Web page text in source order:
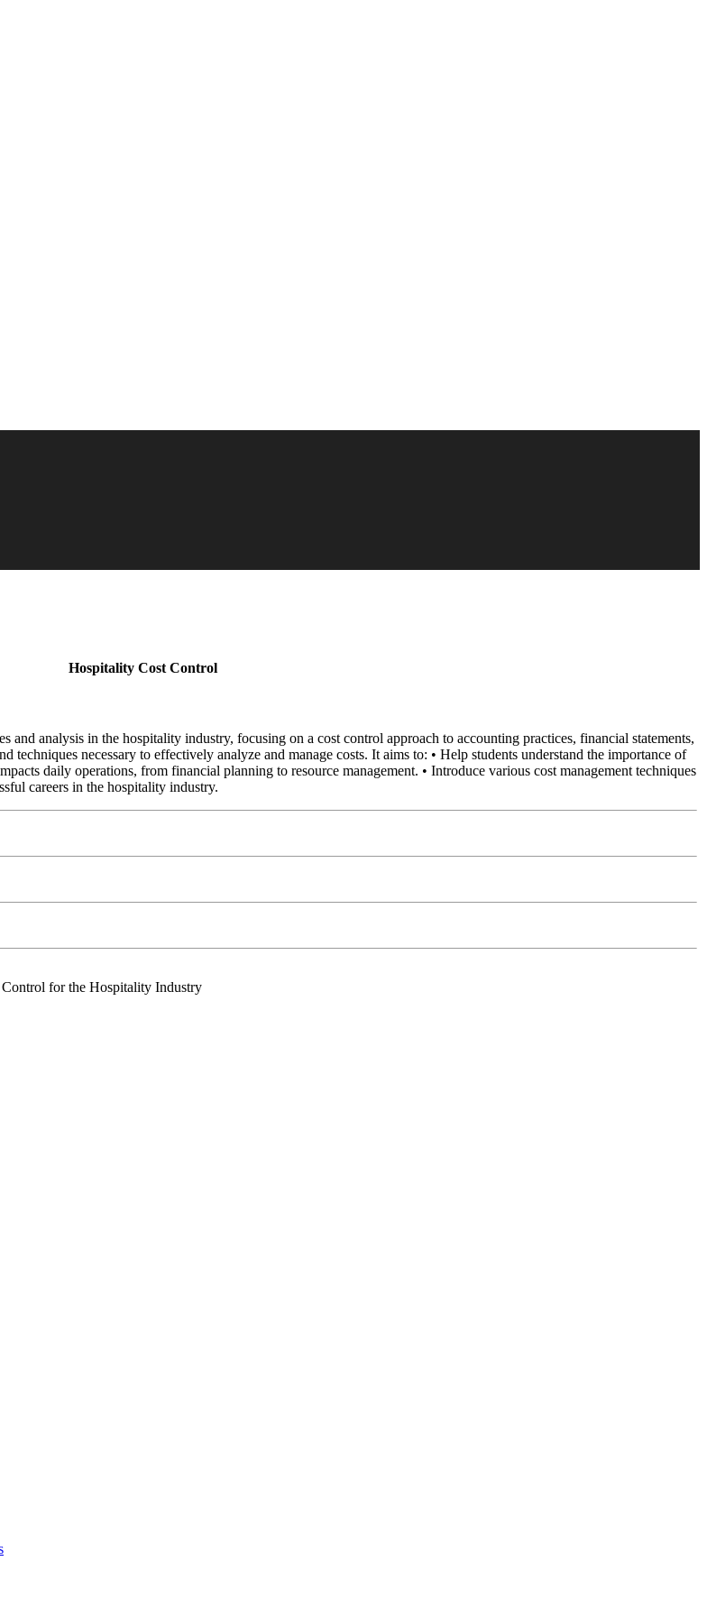
Hospitality Cost Control
analysis in the hospitality industry, focusing on a cost control approach to accounting practices, financial statements,
necessary to effectively analyze and manage costs. It aims to: • Help students understand the importance of
daily operations, from financial planning to resource management. • Introduce various cost management techniques
careers in the hospitality industry.
for the Hospitality Industry